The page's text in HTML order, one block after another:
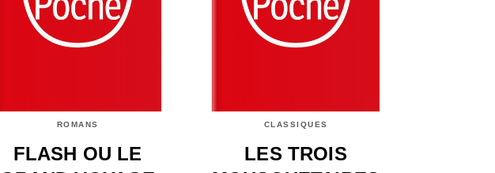
ROMANS
FLASH OU LE
CLASSIQUES
LES TROIS